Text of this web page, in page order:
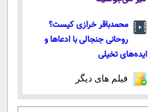
محمدباقر خرازی کیست؟
روحانی جنجالی با ادعاها و
ایده‌های تخیلی
فیلم های دیگر